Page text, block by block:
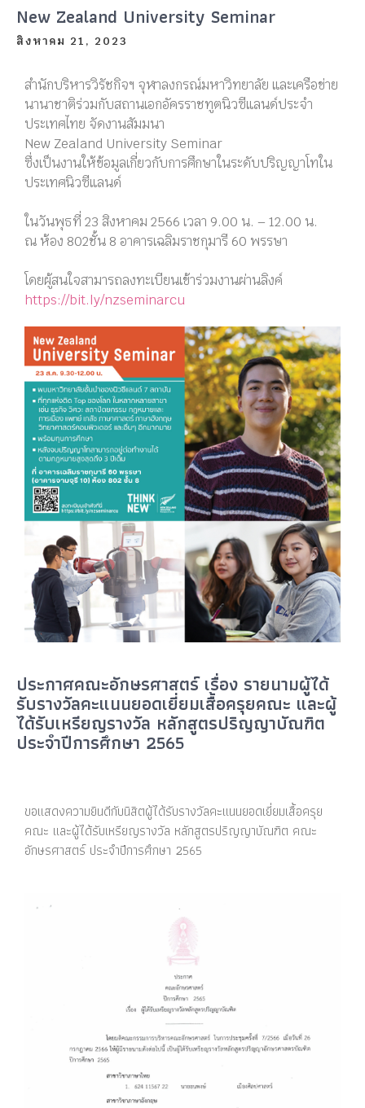
New Zealand University Seminar
สิงหาคม 21, 2023
สำนักบริหารวิรัชกิจฯ จุฬาลงกรณ์มหาวิทยาลัย และเครือข่าย
นานาชาติร่วมกับสถานเอกอัครราชทูตนิวซีแลนด์ประจำ
ประเทศไทย จัดงานสัมมนา
New Zealand University Seminar
ซึ่งเป็นงานให้ข้อมูลเกี่ยวกับการศึกษาในระดับปริญญาโทใน
ประเทศนิวซีแลนด์
ในวันพุธที่ 23 สิงหาคม 2566 เวลา 9.00 น. – 12.00 น.
ณ ห้อง 802ชั้น 8 อาคารเฉลิมราชกุมารี 60 พรรษา
โดยผู้สนใจสามารถลงทะเบียนเข้าร่วมงานผ่านลิงค์
https://bit.ly/nzseminarcu
ประกาศคณะอักษรศาสตร์ เรื่อง รายนามผู้ได้
รับรางวัลคะแนนยอดเยี่ยมเสื้อครุยคณะ และผู้
ได้รับเหรียญรางวัล หลักสูตรปริญญาบัณฑิต
ประจำปีการศึกษา 2565
ขอแสดงความยินดีกับนิสิตผู้ได้รับรางวัลคะแนนยอดเยี่ยมเสื้อครุย
คณะ และผู้ได้รับเหรียญรางวัล หลักสูตรปริญญาบัณฑิต คณะ
อักษรศาสตร์ ประจำปีการศึกษา 2565